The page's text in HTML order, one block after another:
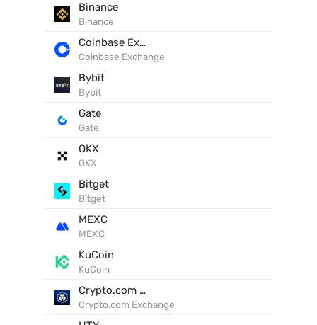
Binance
Binance
Coinbase Exchange
Coinbase Exchange
Bybit
Bybit
Gate
Gate
OKX
OKX
Bitget
Bitget
MEXC
MEXC
KuCoin
KuCoin
Crypto.com Exchange
Crypto.com Exchange